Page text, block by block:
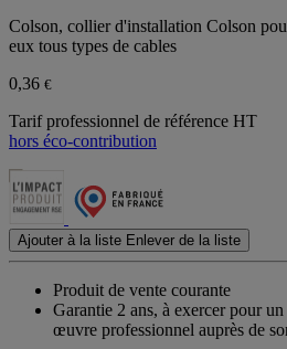
Colson, collier d'installation Colson
eux tous types de cables
0,36 €
Tarif professionnel de référence HT
hors éco-contribution
Ajouter à la liste Enlever de la liste
Produit de vente courante
Garantie 2 ans, à exercer pour
œuvre professionnel auprès de